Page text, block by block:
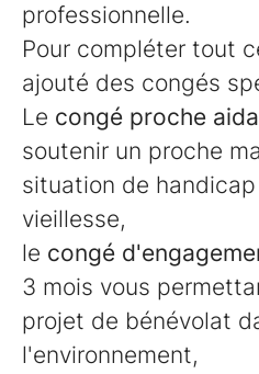
professionnelle.
Pour compléter tout
ajouté des congés
Le congé proche
soutenir un proche
situation de
vieillesse,
le congé
3 mois vous
projet de bénévolat
l'environnement,